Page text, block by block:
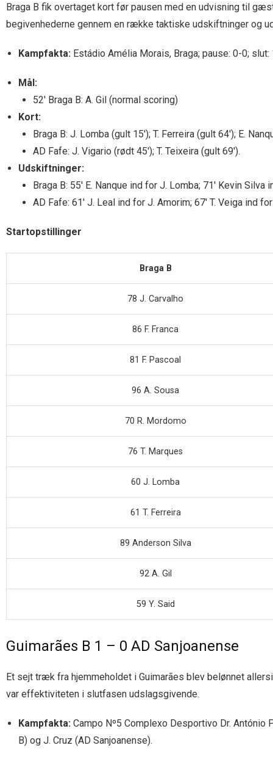
Braga B fik overtaget kort før pausen med en udvisning til
begivenhederne gennem en række taktiske udskiftninger og
Kampfakta: Estádio Amélia Morais, Braga; pause: 0-0;
Mål:
52′ Braga B: A. Gil (normal scoring)
Kort:
Braga B: J. Lomba (gult 15′); T. Ferreira (gult 64′); E.
AD Fafe: J. Vigario (rødt 45′); T. Teixeira (gult 69′).
Udskiftninger:
Braga B: 55′ E. Nanque ind for J. Lomba; 71′ Kevin
AD Fafe: 61′ J. Leal ind for J. Amorim; 67′ T. Veiga ind
Startopstillinger
Braga B
78 J. Carvalho
86 F. Franca
81 F. Pascoal
96 A. Sousa
70 R. Mordomo
76 T. Marques
60 J. Lomba
61 T. Ferreira
89 Anderson Silva
92 A. Gil
59 Y. Said
Guimarães B 1 – 0 AD Sanjoanense
Et sejt træk fra hjemmeholdet i Guimarães blev belønnet
var effektiviteten i slutfasen udslagsgivende.
Kampfakta: Campo Nº5 Complexo Desportivo Dr.
B) og J. Cruz (AD Sanjoanense).